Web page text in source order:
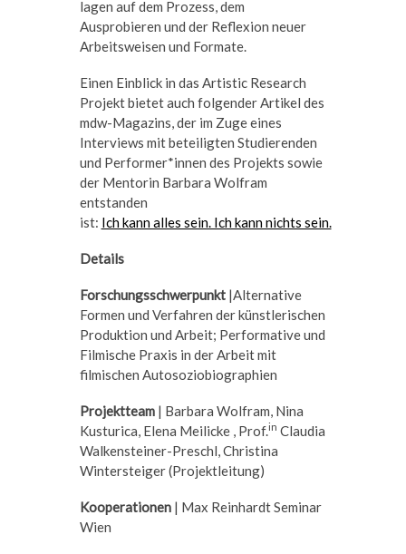
lagen auf dem Prozess, dem
Ausprobieren und der Reflexion neuer
Arbeitsweisen und Formate.
Einen Einblick in das Artistic Research
Projekt bietet auch folgender Artikel des
mdw-Magazins, der im Zuge eines
Interviews mit beteiligten Studierenden
und Performer*innen des Projekts sowie
der Mentorin Barbara Wolfram
entstanden
ist: Ich kann alles sein. Ich kann nichts sein.
Details
Forschungsschwerpunkt |Alternative
Formen und Verfahren der künstlerischen
Produktion und Arbeit; Performative und
Filmische Praxis in der Arbeit mit
filmischen Autosoziobiographien
Projektteam | Barbara Wolfram, Nina
Kusturica, Elena Meilicke , Prof.in Claudia
Walkensteiner-Preschl, Christina
Wintersteiger (Projektleitung)
Kooperationen| Max Reinhardt Seminar
Wien